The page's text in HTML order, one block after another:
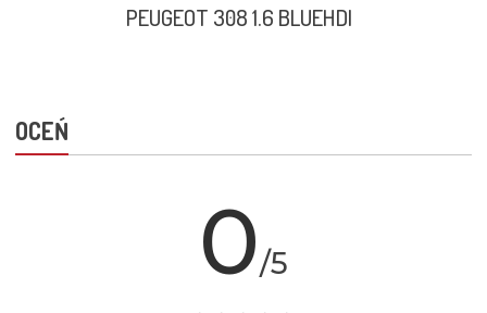
PEUGEOT 308 1.6 BLUEHDI
OCEŃ
0/5